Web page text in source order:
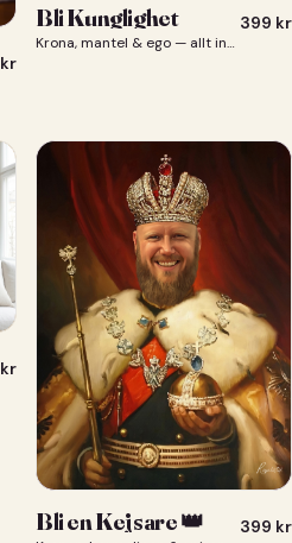
kr
Bli Kunglighet
Krona, mantel & ego — allt ingår 👑
399 kr
kr
Bli en Kejsare 👑 399 kr